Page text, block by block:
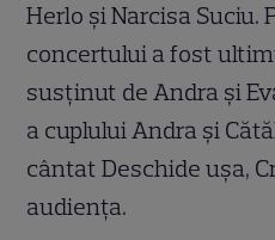
Herlo și Narcisa
concertului a fost
susținut de Andra și
a cuplului Andra și
cântat Deschide ușa,
audiența.